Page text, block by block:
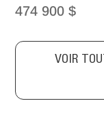
474 900 $
VOIR